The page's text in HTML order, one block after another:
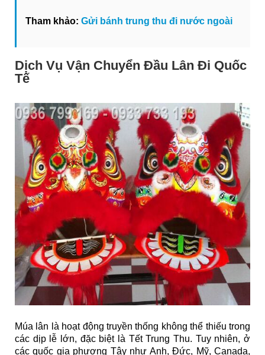
Tham khảo: Gửi bánh trung thu đi nước ngoài
Dịch Vụ Vận Chuyển Đầu Lân Đi Quốc
Tế
Múa lân là hoạt động truyền thống không thể thiếu trong
các dịp lễ lớn, đặc biệt là Tết Trung Thu. Tuy nhiên, ở
các quốc gia phương Tây như Anh, Đức, Mỹ, Canada,